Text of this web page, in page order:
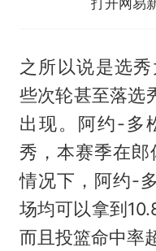
之所以说是选
些次轮甚至落选
出现。阿约-多
秀，本赛季在
情况下，阿约-
场均可以拿到
而且投篮命中率